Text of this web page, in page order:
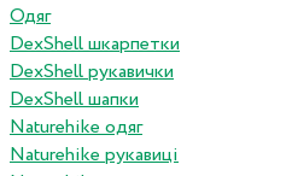
Одяг
DexShell шкарпетки
DexShell рукавички
DexShell шапки
Naturehike одяг
Naturehike рукавиці